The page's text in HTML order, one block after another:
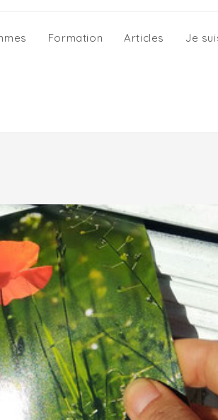
Formation Articles Je